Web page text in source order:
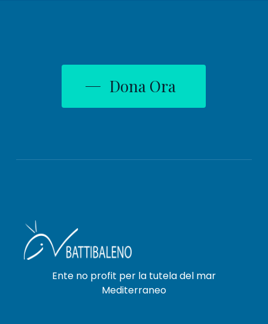
Dona Ora
Ente no profit per la tutela del mar
Mediterraneo